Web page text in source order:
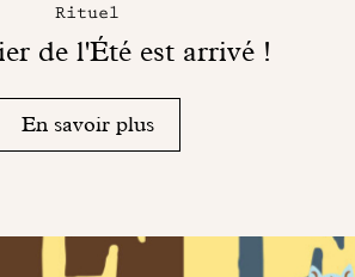
Rituel
de l'Été est arrivé !
En savoir plus